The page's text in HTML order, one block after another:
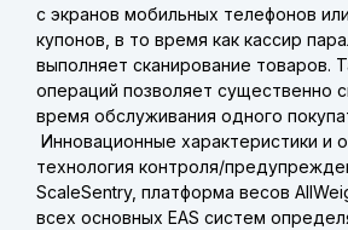
с экранов мобильных телефонов
купонов, в то время как кассир
выполняет сканирование товаров.
операций позволяет существенно
время обслуживания одного
Инновационные характеристики и
технология контроля/
ScaleSentry, платформа весов
всех основных EAS систем